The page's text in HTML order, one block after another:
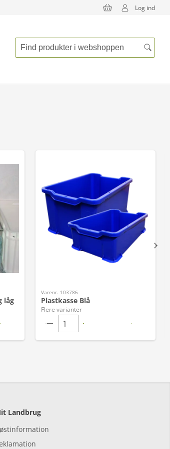
Log ind
låg
Varenr. 103786
Plastkasse Blå
Flere varianter
Landbrug